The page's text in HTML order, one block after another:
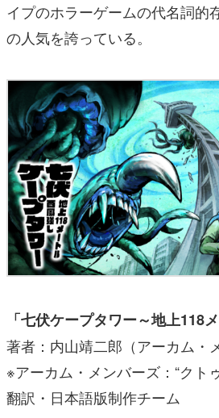
イプのホラーゲームの代名詞的
の人気を誇っている。
「七伏ケープタワー～地上118
著者：内山靖二郎（アーカム・
※アーカム・メンバーズ：“クト
翻訳・日本語版制作チーム